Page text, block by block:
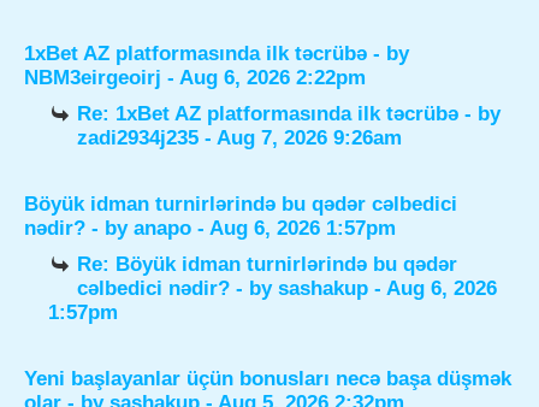
1xBet AZ platformasında ilk təcrübə - by
NBM3eirgeoirj - Aug 6, 2026 2:22pm
Re: 1xBet AZ platformasında ilk təcrübə - by
zadi2934j235 - Aug 7, 2026 9:26am
Böyük idman turnirlərində bu qədər cəlbedici
nədir? - by anapo - Aug 6, 2026 1:57pm
Re: Böyük idman turnirlərində bu qədər
cəlbedici nədir? - bysashakup - Aug 6, 2026
1:57pm
Yeni başlayanlar üçün bonusları necə başa düşmək